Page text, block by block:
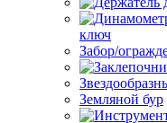
ключ
Забор/
Земляной бур